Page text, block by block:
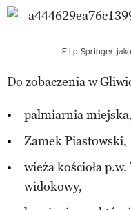
Filip Springer
Do zobaczenia w
palmiarnia miejska,
Zamek Piastowski,
wieża kościoła
widokowy,